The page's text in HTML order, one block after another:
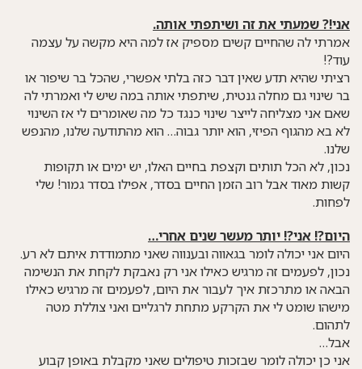
אני!? שמעתי את זה ושיתפתי אותה.
אמרתי לה שהחיים קשים מספיק אז למה היא מקשה על עצמה
עוד?!
רציתי שהיא תדע שאין דבר כזה בלתי אפשרי, שהכל בר שיפור או
בר שינוי גם מחלה גנטית, שיתפתי אותה במה שיש לי ואמרתי לה
שאם אני מצליחה לייצר שינוי כנגד כל מה שאומרים לי אז השינוי
לא בא מהגוף הפיזי, הוא יותר גבוה… הוא מהתודעה שלנו, מהנפש
שלנו.
נכון, לא הכל תותים וקצפת בחיים האלו, יש ימים או תקופות
קשות מאוד אבל רוב הזמן החיים בסדר, אפילו בסדר גמור! שלי
לפחות.
היום?! אני?! יותר מעשר שנים אחרי…
היום אני יכולה לומר בגאווה ובענווה שאני מתמודדת איתם לא רע.
נכון, לפעמים זה מרגיש כאילו אני רק נאבקת לקחת את הנשימה
הבאה או מתרכזת איך לעבור את היום, לפעמים זה מרגיש כאילו
מישהו שומט לי את הקרקע מתחת לרגליים ואני צוללת מטה
לתהום.
אבל…
אני כן יכולה לומר שבזכות טיפולים שאני מקבלת באופן קבוע